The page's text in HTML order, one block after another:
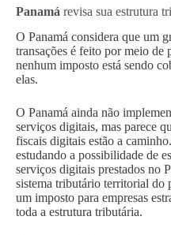
Panamá revisa sua estrutura
O Panamá considera que um
transações é feito por meio de
nenhum imposto está sendo
elas.
O Panamá ainda não
serviços digitais, mas parece
fiscais digitais estão a
estudando a possibilidade de
serviços digitais prestados no
sistema tributário territorial do
um imposto para empresas
toda a estrutura tributária.